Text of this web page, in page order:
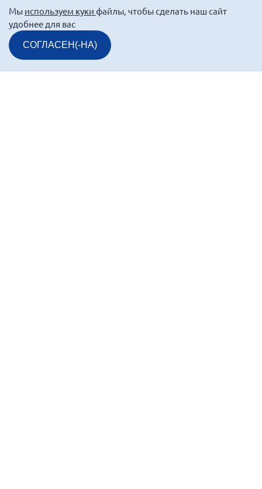
Мы используем куки файлы, чтобы сделать наш сайт
удобнее для вас
СОГЛАСЕН(-НА)